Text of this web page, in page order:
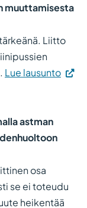
muuttamisesta
Liitto
Lue lausunto
astman
osa
se ei toteudu
heikentää